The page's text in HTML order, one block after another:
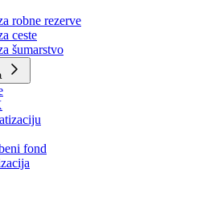
uprava za inspekcijske poslove
uprava civilne zaštite
robne rezerve
ceste
šumarstvo
fond